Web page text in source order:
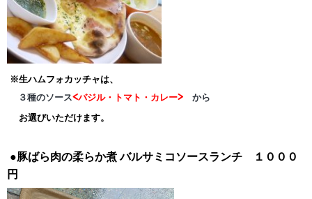
※生ハムフォカッチャは、
３種のソース<バジル・トマト・カレー> から
お選びいただけます。
●豚ばら肉の柔らか煮バルサミコソースランチ １０００
円